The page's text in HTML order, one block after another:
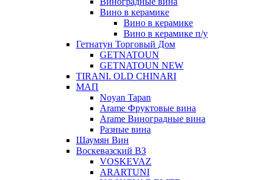
Вино в керамике
Вино в керамике
Вино в керамике п/у
Гетнатун Торговый Дом
GETNATOUN
GETNATOUN NEW
TIRANI. OLD CHINARI
МАП
Noyan Tapan
Arame Фруктовые вина
Arame Виноградные вина
Разные вина
Шаумян Вин
Воскевазский ВЗ
VOSKEVAZ
ARARTUNI